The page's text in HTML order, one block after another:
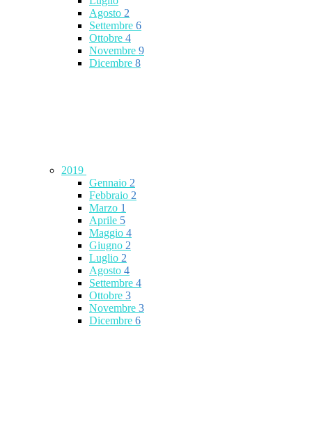
Agosto 2
Settembre 6
Ottobre 4
Novembre 9
Dicembre 8
2019
Gennaio 2
Febbraio 2
Marzo 1
Aprile 5
Maggio 4
Giugno 2
Luglio 2
Agosto 4
Settembre 4
Ottobre 3
Novembre 3
Dicembre 6